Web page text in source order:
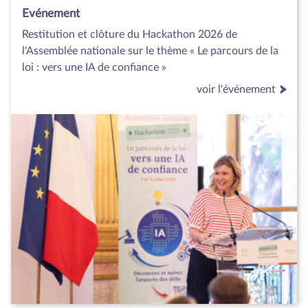
Evénement
Restitution et clôture du Hackathon 2026 de
l'Assemblée nationale sur le thème « Le parcours de la
loi : vers une IA de confiance »
voir l'événement